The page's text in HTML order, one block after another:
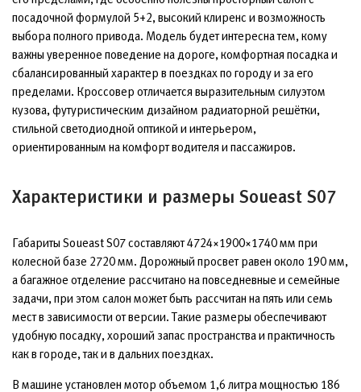
посадочной формулой 5+2, высокий клиренс и возможность
выбора полного привода. Модель будет интересна тем, кому
важны уверенное поведение на дороге, комфортная посадка и
сбалансированный характер в поездках по городу и за его
пределами. Кроссовер отличается выразительным силуэтом
кузова, футуристическим дизайном радиаторной решётки,
стильной светодиодной оптикой и интерьером,
ориентированным на комфорт водителя и пассажиров.
Характеристики и размеры Soueast S07
Габариты Soueast S07 составляют 4724×1900×1740 мм при
колесной базе 2720 мм. Дорожный просвет равен около 190 мм,
а багажное отделение рассчитано на повседневные и семейные
задачи, при этом салон может быть рассчитан на пять или семь
мест в зависимости от версии. Такие размеры обеспечивают
удобную посадку, хороший запас пространства и практичность
как в городе, так и в дальних поездках.
В машине установлен мотор объемом 1,6 литра мощностью 186